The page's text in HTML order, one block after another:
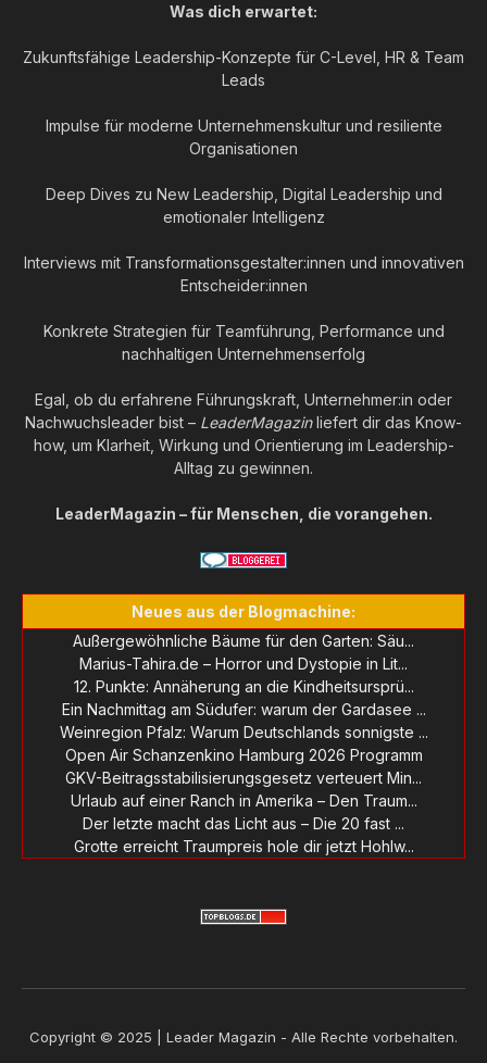
Was dich erwartet:
Zukunftsfähige Leadership-Konzepte für C-Level, HR & Team
Leads
Impulse für moderne Unternehmenskultur und resiliente
Organisationen
Deep Dives zu New Leadership, Digital Leadership und
emotionaler Intelligenz
Interviews mit Transformationsgestalter:innen und innovativen
Entscheider:innen
Konkrete Strategien für Teamführung, Performance und
nachhaltigen Unternehmenserfolg
Egal, ob du erfahrene Führungskraft, Unternehmer:in oder
Nachwuchsleader bist – LeaderMagazinliefert dir das Know-
how, um Klarheit, Wirkung und Orientierung im Leadership-
Alltag zu gewinnen.
LeaderMagazin – für Menschen, die vorangehen.
Neues aus der Blogmachine:
Außergewöhnliche Bäume für den Garten: Säu...
Marius-Tahira.de – Horror und Dystopie in Lit...
12. Punkte: Annäherung an die Kindheitsursprü...
Ein Nachmittag am Südufer: warum der Gardasee ...
Weinregion Pfalz: Warum Deutschlands sonnigste ...
Open Air Schanzenkino Hamburg 2026 Programm
GKV-Beitragsstabilisierungsgesetz verteuert Min...
Urlaub auf einer Ranch in Amerika – Den Traum...
Der letzte macht das Licht aus – Die 20 fast ...
Grotte erreicht Traumpreis hole dir jetzt Hohlw...
Copyright © 2025 | Leader Magazin - Alle Rechte vorbehalten.